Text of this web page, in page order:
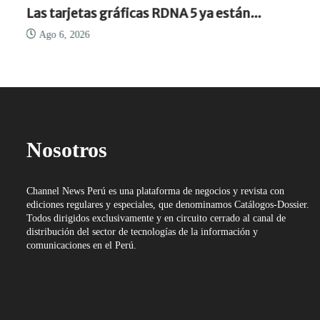
Las tarjetas gráficas RDNA 5 ya están...
Ago 6, 2026
Nosotros
Channel News Perú es una plataforma de negocios y revista con
ediciones regulares y especiales, que denominamos Catálogos-Dossier.
Todos dirigidos exclusivamente y en circuito cerrado al canal de
distribución del sector de tecnologías de la información y
comunicaciones en el Perú.